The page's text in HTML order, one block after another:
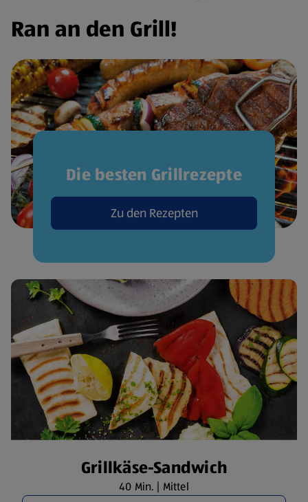
Ran an den Grill!
Die besten Grillrezepte
Zu den Rezepten
Grillkäse-Sandwich
40 Min. | Mittel